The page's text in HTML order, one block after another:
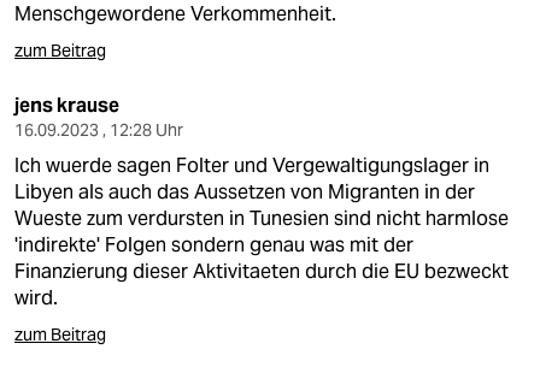
Menschgewordene Verkommenheit.
zum Beitrag
jens krause
16.09.2023 , 12:28 Uhr
Ich wuerde sagen Folter und Vergewaltigungslager in
Libyen als auch das Aussetzen von Migranten in der
Wueste zum verdursten in Tunesien sind nicht harmlose
'indirekte' Folgen sondern genau was mit der
Finanzierung dieser Aktivitaeten durch die EU bezweckt
wird.
zum Beitrag